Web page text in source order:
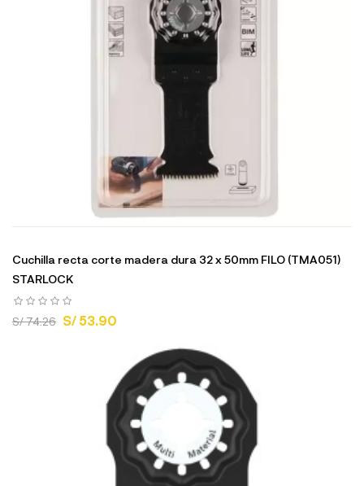
Cuchilla recta corte madera dura 32 x 50mm FILO (TMA051)
STARLOCK
S/ 74.26 S/ 53.90